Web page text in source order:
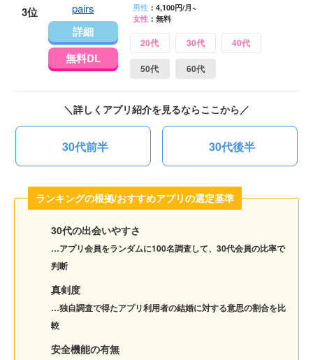
3位 pairs
詳細
無料DL
男性：4,100円/月~
女性：無料
20代 30代 40代
50代 60代
＼詳しくアプリ紹介を見るならここから／
30代前半 30代後半
ランキングの根拠/おすすめアプリの選定基準
30代の出会いやすさ
…アプリ会員をランダムに100名調査して、30代会員の比率で
判断
真剣度
…独自調査で得たアプリ利用者の結婚に対する意思の割合を比
較
安全機能の有無